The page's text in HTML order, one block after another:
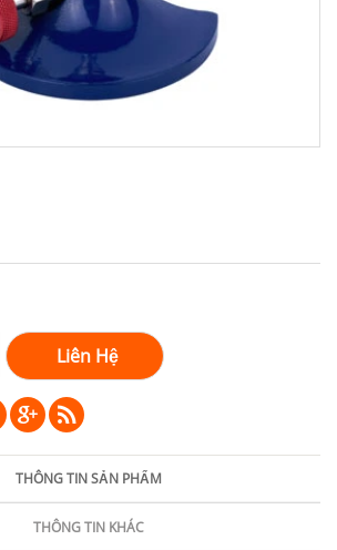
Liên Hệ
THÔNG TIN SẢN PHẨM
THÔNG TIN KHÁC